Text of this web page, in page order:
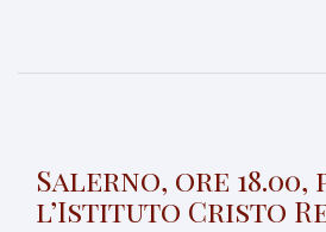
Salerno, ore 18.00,
l’Istituto Cristo Re